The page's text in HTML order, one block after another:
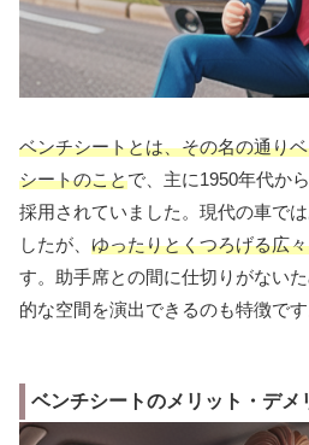
ベンチシートとは、その名の通り
シートのことで、主に1950年代か
採用されていました。現代の車で
したが、 ゆったりとくつろげる広
す。助手席との間に仕切りがない
的な空間を演出できるのも特徴です
ベンチシートのメリット・デメ